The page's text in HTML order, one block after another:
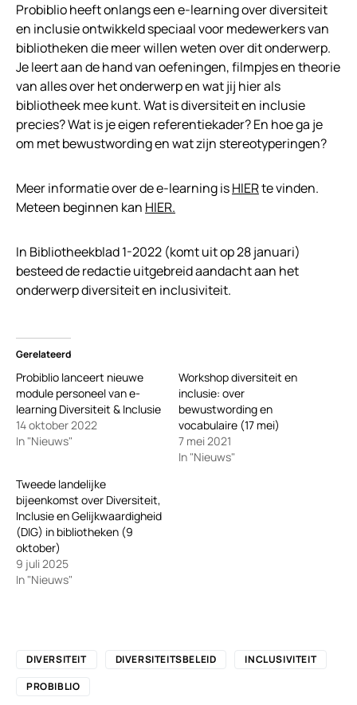
Probiblio heeft onlangs een e-learning over diversiteit
en inclusie ontwikkeld speciaal voor medewerkers van
bibliotheken die meer willen weten over dit onderwerp.
Je leert aan de hand van oefeningen, filmpjes en theorie
van alles over het onderwerp en wat jij hier als
bibliotheek mee kunt. Wat is diversiteit en inclusie
precies? Wat is je eigen referentiekader? En hoe ga je
om met bewustwording en wat zijn stereotyperingen?
Meer informatie over de e-learning isHIERte vinden.
Meteen beginnen kan HIER.
In Bibliotheekblad 1-2022 (komt uit op 28 januari)
besteed de redactie uitgebreid aandacht aan het
onderwerp diversiteit en inclusiviteit.
Gerelateerd
Probiblio lanceert nieuwe
module personeel van e-
learning Diversiteit & Inclusie
14 oktober 2022
In "Nieuws"
Workshop diversiteit en
inclusie: over
bewustwording en
vocabulaire (17 mei)
7 mei 2021
In "Nieuws"
Tweede landelijke
bijeenkomst over Diversiteit,
Inclusie en Gelijkwaardigheid
(DIG) in bibliotheken (9
oktober)
9 juli 2025
In "Nieuws"
DIVERSITEIT DIVERSITEITSBELEID
INCLUSIVITEIT
PROBIBLIO